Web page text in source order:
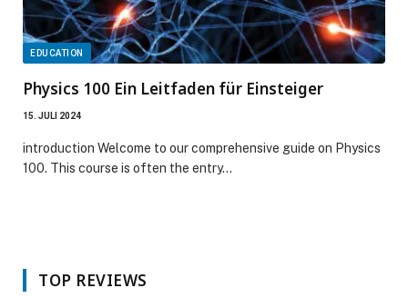
EDUCATION
Physics 100 Ein Leitfaden für Einsteiger
15. JULI 2024
introduction Welcome to our comprehensive guide on Physics
100. This course is often the entry…
TOP REVIEWS